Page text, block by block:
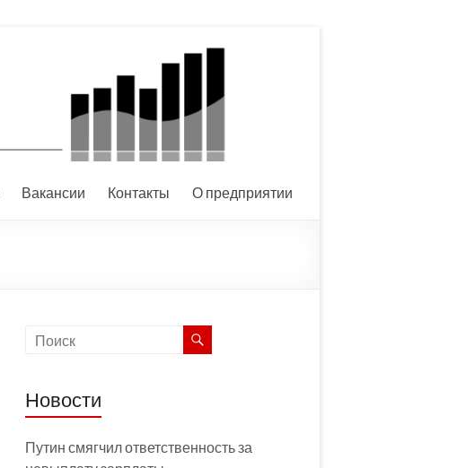
Вакансии Контакты О предприятии
Новости
Путин смягчил ответственность за